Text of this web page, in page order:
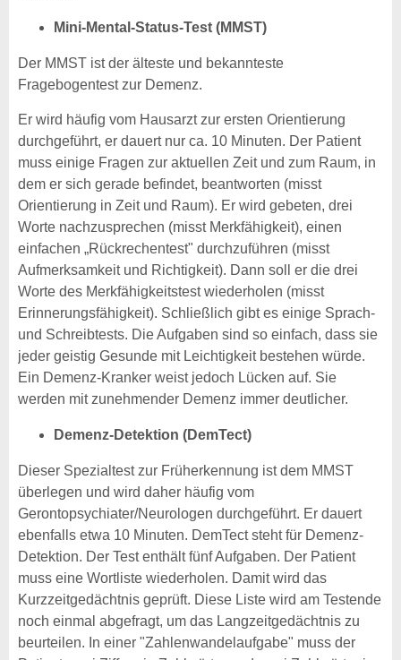
Mini-Mental-Status-Test (MMST)
Der MMST ist der älteste und bekannteste
Fragebogentest zur Demenz.
Er wird häufig vom Hausarzt zur ersten Orientierung
durchgeführt, er dauert nur ca. 10 Minuten. Der Patient
muss einige Fragen zur aktuellen Zeit und zum Raum, in
dem er sich gerade befindet, beantworten (misst
Orientierung in Zeit und Raum). Er wird gebeten, drei
Worte nachzusprechen (misst Merkfähigkeit), einen
einfachen „Rückrechentest" durchzuführen (misst
Aufmerksamkeit und Richtigkeit). Dann soll er die drei
Worte des Merkfähigkeitstest wiederholen (misst
Erinnerungsfähigkeit). Schließlich gibt es einige Sprach-
und Schreibtests. Die Aufgaben sind so einfach, dass sie
jeder geistig Gesunde mit Leichtigkeit bestehen würde.
Ein Demenz-Kranker weist jedoch Lücken auf. Sie
werden mit zunehmender Demenz immer deutlicher.
Demenz-Detektion (DemTect)
Dieser Spezialtest zur Früherkennung ist dem MMST
überlegen und wird daher häufig vom
Gerontopsychiater/Neurologen durchgeführt. Er dauert
ebenfalls etwa 10 Minuten. DemTect steht für Demenz-
Detektion. Der Test enthält fünf Aufgaben. Der Patient
muss eine Wortliste wiederholen. Damit wird das
Kurzzeitgedächtnis geprüft. Diese Liste wird am Testende
noch einmal abgefragt, um das Langzeitgedächtnis zu
beurteilen. In einer "Zahlenwandelaufgabe" muss der